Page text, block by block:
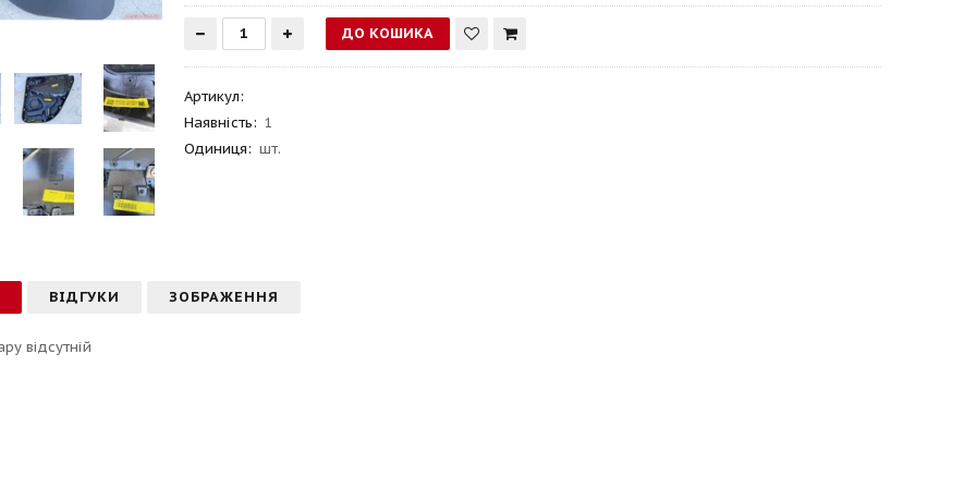
Артикул:
Наявність: 1
Одиниця: шт.
ВІДГУКИ ЗОБРАЖЕННЯ
відсутній